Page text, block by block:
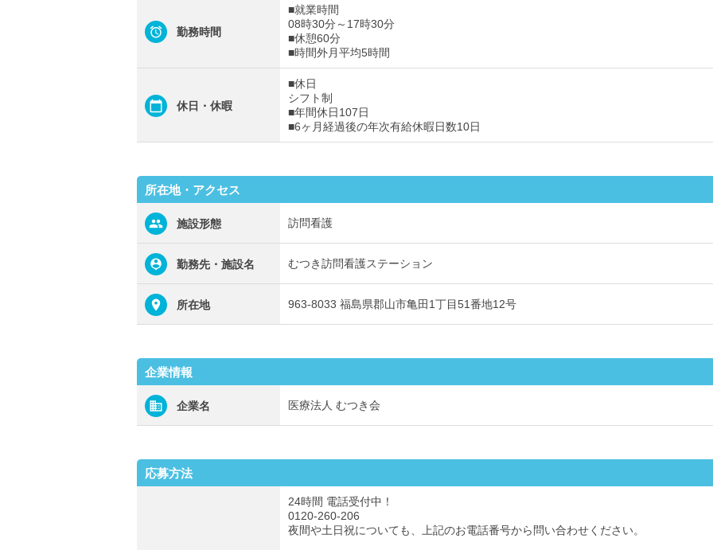
勤務時間
■就業時間
08時30分～17時30分
■休憩60分
■時間外月平均5時間
休日・休暇
■休日
シフト制
■年間休日107日
■6ヶ月経過後の年次有給休暇日数10日
所在地・アクセス
施設形態 訪問看護
勤務先・施設名 むつき訪問看護ステーション
所在地 963-8033 福島県郡山市亀田1丁目51番地12号
企業情報
企業名 医療法人 むつき会
応募方法
24時間 電話受付中！
0120-260-206
夜間や土日祝についても、上記のお電話番号から問い合わせください。